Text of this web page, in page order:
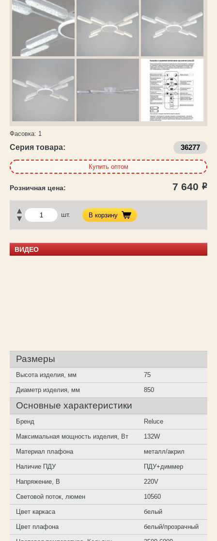
Фасовка: 1
Серия товара: 36277
Купить оптом
7 640 Р
шт. В корзину
ВИДЕО
Размеры
Высота изделия, мм 75
Диаметр изделия, мм 850
Основные характеристики
Бренд Reluce
Максимальная мощность изделия, Вт 132W
Материал плафона металл/акрил
Наличие ПДУ ПДУ+диммер
Напряжение, В 220V
Световой поток, люмен 10560
Цвет каркаса белый
Цвет плафона белый/прозрачный